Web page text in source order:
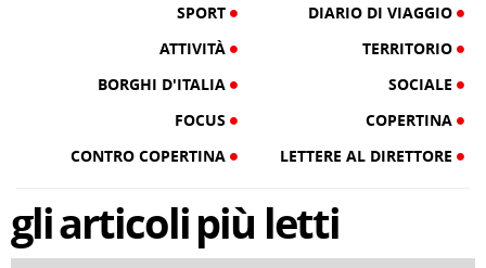
SPORT
DIARIO DI VIAGGIO
ATTIVITÀ
TERRITORIO
BORGHI D'ITALIA
SOCIALE
FOCUS
COPERTINA
CONTRO COPERTINA
LETTERE AL DIRETTORE
gliarticolipiù letti